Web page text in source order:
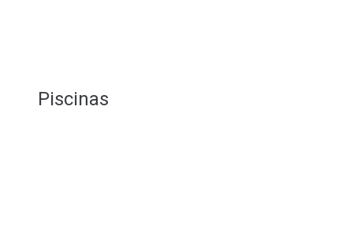
Piscinas